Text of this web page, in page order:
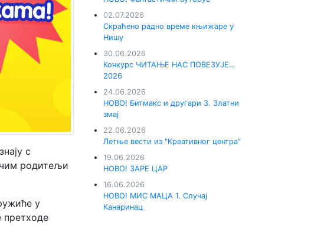
с
родитељи
у
претходе
02.07.2026
Скраћено радно време књижаре у
Нишу
30.06.2026
Конкурс ЧИТАЊЕ НАС ПОВЕЗУЈЕ…
2026
24.06.2026
НОВО! Битмакс и другари 3. Златни
змај
22.06.2026
Летње вести из "Креативног центра"
19.06.2026
НОВО! ЗАРЕ ЦАР
16.06.2026
НОВО! МИС МАЦА 1. Случај
Канаринац